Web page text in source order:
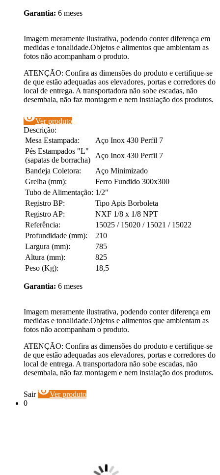
Garantia: 6 meses
Imagem meramente ilustrativa, podendo conter diferença em
medidas e tonalidade.Objetos e alimentos que ambientam as
fotos não acompanham o produto.
ATENÇÃO: Confira as dimensões do produto e certifique-se
de que estão adequadas aos elevadores, portas e corredores do
local de entrega. A transportadora não sobe escadas, não
desembala, não faz montagem e nem instalação dos produtos.
visibilityVer produto
Descrição:
Mesa Estampada:
Aço Inox 430 Perfil 7
Pés Estampados "L"
(sapatas de borracha)
Aço Inox 430 Perfil 7
Bandeja Coletora:
Aço Minimizado
Grelha (mm):
Ferro Fundido 300x300
Tubo de Alimentação: 1/2"
Registro BP:
Tipo Apis Borboleta
Registro AP:
NXF 1/8 x 1/8 NPT
Referência:
15025 / 15020 / 15021 / 15022
Profundidade (mm):
210
Largura (mm):
785
Altura (mm):
825
Peso (Kg):
18,5
Garantia: 6 meses
Imagem meramente ilustrativa, podendo conter diferença em
medidas e tonalidade.Objetos e alimentos que ambientam as
fotos não acompanham o produto.
ATENÇÃO: Confira as dimensões do produto e certifique-se
de que estão adequadas aos elevadores, portas e corredores do
local de entrega. A transportadora não sobe escadas, não
desembala, não faz montagem e nem instalação dos produtos.
Sair visibilityVer produto
0